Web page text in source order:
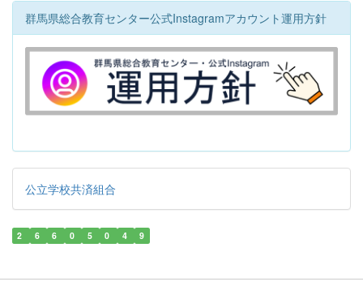
群馬県総合教育センター公式Instagramアカウント運用方針
公立学校共済組合
2 6 6 0 5 0 4 9